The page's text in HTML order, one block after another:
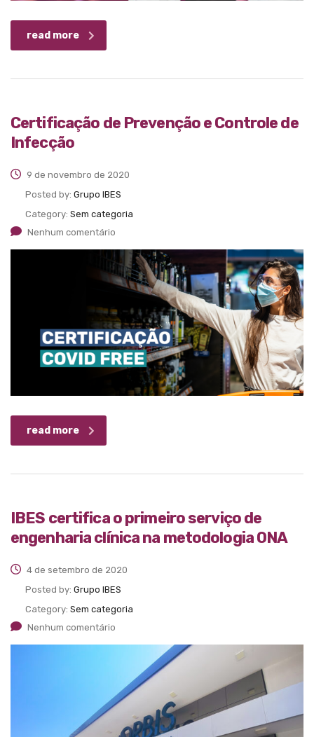
read more
Certificação de Prevenção e Controle de
Infecção
9 de novembro de 2020
Posted by: Grupo IBES
Category: Sem categoria
Nenhum comentário
read more
IBES certifica o primeiro serviço de
engenharia clínica na metodologia ONA
4 de setembro de 2020
Posted by: Grupo IBES
Category: Sem categoria
Nenhum comentário